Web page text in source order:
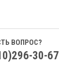
ВОПРОС?
30-67